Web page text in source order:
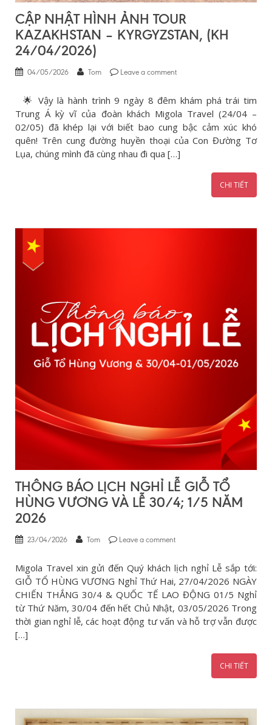
CẬP NHẬT HÌNH ẢNH TOUR
KAZAKHSTAN – KYRGYZSTAN, (KH
24/04/2026)
04/05/2026 Tom Leave a comment
🌟 Vậy là hành trình 9 ngày 8 đêm khám phá trái tim
Trung Á kỳ vĩ của đoàn khách Migola Travel (24/04 –
02/05) đã khép lại với biết bao cung bậc cảm xúc khó
quên! Trên cung đường huyền thoại của Con Đường Tơ
Lụa, chúng mình đã cùng nhau đi qua […]
CHI TIẾT
THÔNG BÁO LỊCH NGHỈ LỄ GIỖ TỔ
HÙNG VƯƠNG VÀ LỄ 30/4; 1/5 NĂM
2026
23/04/2026 Tom Leave a comment
Migola Travel xin gửi đến Quý khách lịch nghỉ Lễ sắp tới:
GIỖ TỔ HÙNG VƯƠNG Nghỉ Thứ Hai, 27/04/2026 NGÀY
CHIẾN THẮNG 30/4 & QUỐC TẾ LAO ĐỘNG 01/5 Nghỉ
từ Thứ Năm, 30/04 đến hết Chủ Nhật, 03/05/2026 Trong
thời gian nghỉ lễ, các hoạt động tư vấn và hỗ trợ vẫn được
[…]
CHI TIẾT